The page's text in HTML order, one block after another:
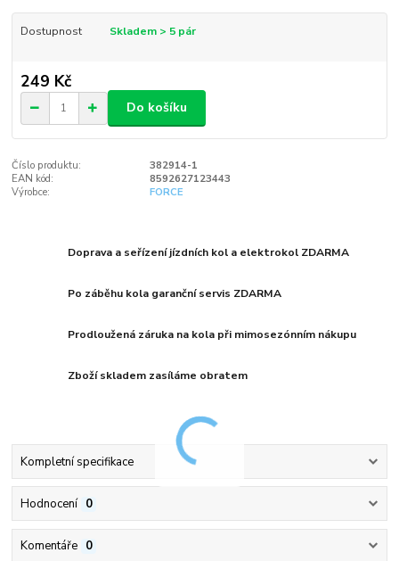
Dostupnost Skladem > 5 pár
249 Kč
Do košíku
Číslo produktu:
382914-1
EAN kód:
8592627123443
Výrobce:
FORCE
Doprava a seřízení jízdních kol a elektrokol ZDARMA
Po záběhu kola garanční servis ZDARMA
Prodloužená záruka na kola při mimosezónním nákupu
Zboží skladem zasíláme obratem
Kompletní specifikace
Hodnocení 0
Komentáře 0